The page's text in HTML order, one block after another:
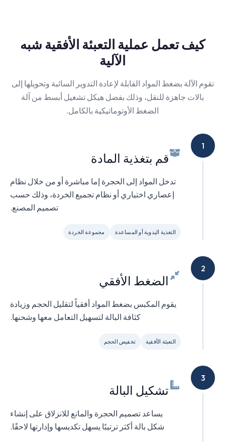
كيف تعمل عملية التعبئة الأفقية شبه
الآلية
تقوم الآلة بضغط المواد القابلة لإعادة التدوير السائبة وتحويلها إلى
بالات جاهزة للنقل، وذلك بفضل هيكل تشغيل أبسط من آلة
الضغط الأوتوماتيكية بالكامل.
1
قم بتغذية المادة
تدخل المواد إلى الحجرة إما مباشرة أو من خلال نظام
إعصاري اختياري أو نظام تجميع الخردة، وذلك حسب
تصميم المصنع.
التغذية اليدوية أو المساعدة مجموعة الخردة
2
الضغط الأفقي
يقوم المكبس بضغط المواد أفقياً لتقليل الحجم وزيادة
كثافة البالة لتسهيل التعامل معها وشحنها.
التعبئة الأفقية تخفيض الحجم
3
تشكيل البالة
يساعد تصميم الحجرة والمانع للانزلاق على إنشاء
شكل بالة أكثر ترتيبًا يسهل تكديسها وإدارتها لاحقًا.